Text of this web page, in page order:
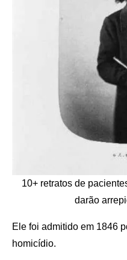
10+ retratos de
darão
Ele foi admitido em 1846
homicídio.